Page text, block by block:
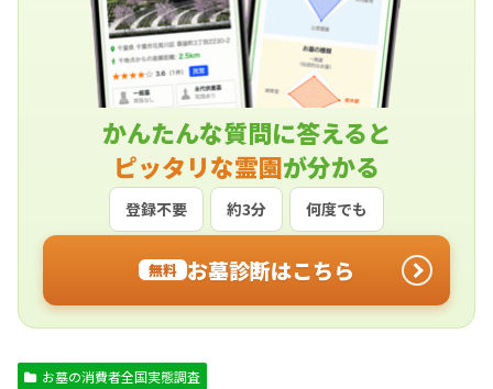
かんたんな質問に答えると
ピッタリな霊園が分かる
登録不要 約3分 何度でも
無料 お墓診断はこちら
お墓の消費者全国実態調査